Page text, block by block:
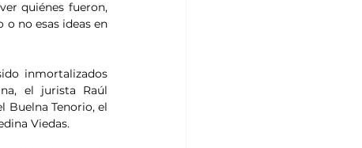
quiénes fueron,
o no esas ideas en
inmortalizados
el jurista Raúl
Buelna Tenorio, el
Viedas.